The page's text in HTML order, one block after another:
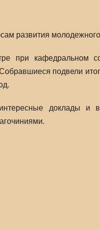
развития
при
подвели
доклады и